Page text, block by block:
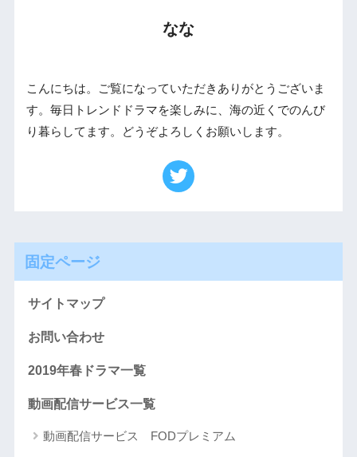
なな
こんにちは。ご覧になっていただきありがとうございま
す。毎日トレンドドラマを楽しみに、海の近くでのんび
り暮らしてます。どうぞよろしくお願いします。
固定ページ
サイトマップ
お問い合わせ
2019年春ドラマ一覧
動画配信サービス一覧
動画配信サービス FODプレミアム